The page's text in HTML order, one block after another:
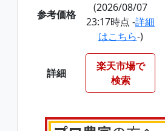
参考価格
(2026/08/07
23:17時点 -詳細
はこちら-)
詳細
楽天市場で
検索